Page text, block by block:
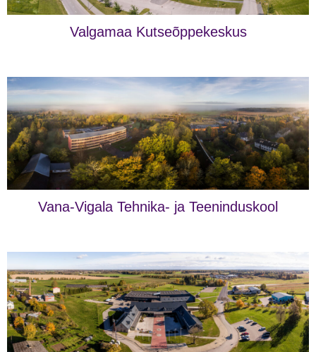
Valgamaa Kutseõppekeskus
Vana-Vigala Tehnika- ja Teeninduskool